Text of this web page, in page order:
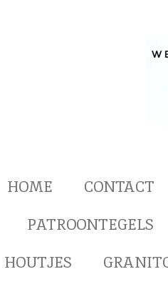
HOME CONTACT
PATROONTEGELS
HOUTJES